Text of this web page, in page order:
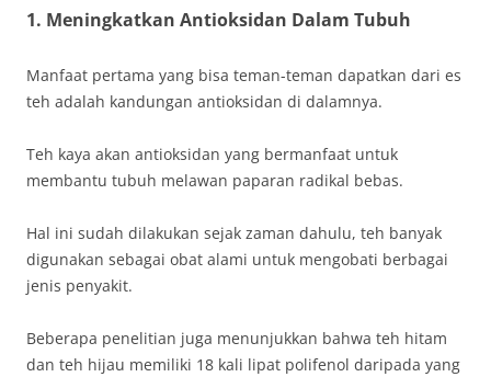
1. Meningkatkan Antioksidan Dalam Tubuh
Manfaat pertama yang bisa teman-teman dapatkan dari es
teh adalah kandungan antioksidan di dalamnya.
Teh kaya akan antioksidan yang bermanfaat untuk
membantu tubuh melawan paparan radikal bebas.
Hal ini sudah dilakukan sejak zaman dahulu, teh banyak
digunakan sebagai obat alami untuk mengobati berbagai
jenis penyakit.
Beberapa penelitian juga menunjukkan bahwa teh hitam
dan teh hijau memiliki 18 kali lipat polifenol daripada yang